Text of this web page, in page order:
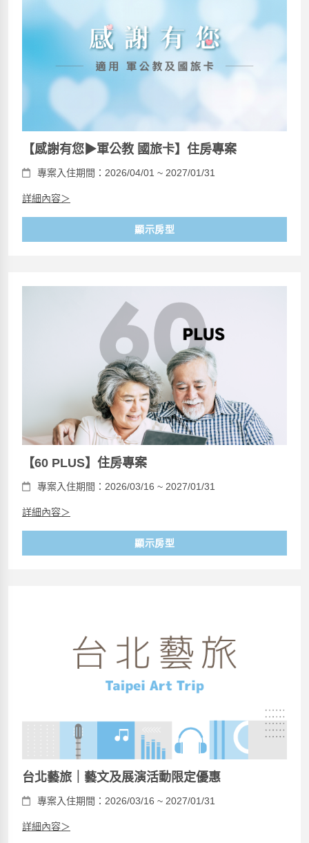
【感謝有您▶軍公教 國旅卡】住房專案
專案入住期間：2026/04/01 ~ 2027/01/31
詳細內容＞
顯示房型
【60 PLUS】住房專案
專案入住期間：2026/03/16 ~ 2027/01/31
詳細內容＞
顯示房型
台北藝旅｜藝文及展演活動限定優惠
專案入住期間：2026/03/16 ~ 2027/01/31
詳細內容＞